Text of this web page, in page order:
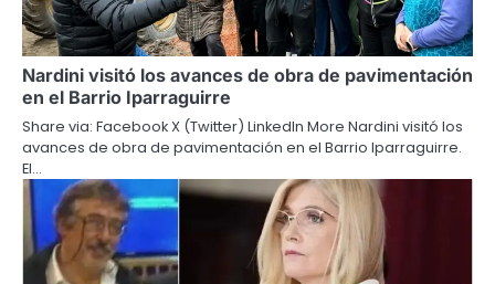
Nardini visitó los avances de obra de pavimentación
en el Barrio Iparraguirre
Share via: Facebook X (Twitter) LinkedIn More Nardini visitó los
avances de obra de pavimentación en el Barrio Iparraguirre.
El…